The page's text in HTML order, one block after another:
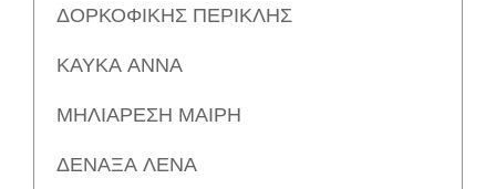
ΔΟΡΚΟΦΙΚΗΣ ΠΕΡΙΚΛΗΣ
ΚΑΥΚΑ ΑΝΝΑ
ΜΗΛΙΑΡΕΣΗ ΜΑΙΡΗ
ΔΕΝΑΞΑ ΛΕΝΑ